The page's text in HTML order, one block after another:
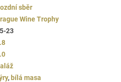
sběr
Wine Trophy
23
, bílá masa